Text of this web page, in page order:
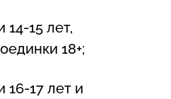
14-15 лет,
18+;
16-17 лет и